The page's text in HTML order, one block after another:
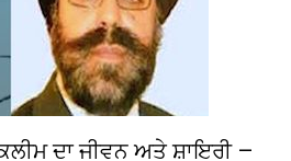
ਦਾ ਜੀਵਨ ਅਤੇ ਸ਼ਾਇਰੀ —